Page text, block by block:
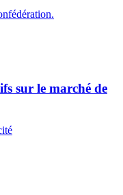
sur le marché de